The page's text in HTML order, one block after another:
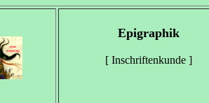
Epigraphik
[ Inschriftenkunde ]